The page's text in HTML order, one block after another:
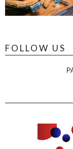
FOLLOW US